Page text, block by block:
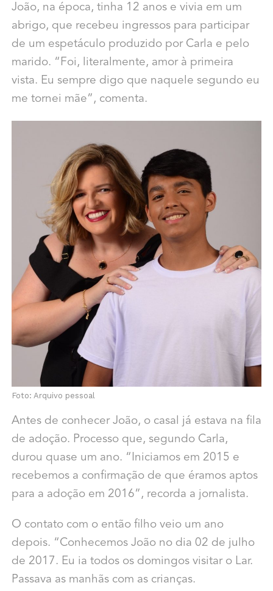
João, na época, tinha 12 anos e vivia em um
abrigo, que recebeu ingressos para participar
de um espetáculo produzido por Carla e pelo
marido. “Foi, literalmente, amor à primeira
vista. Eu sempre digo que naquele segundo eu
me tornei mãe”, comenta.
Foto: Arquivo pessoal
Antes de conhecer João, o casal já estava na fila
de adoção. Processo que, segundo Carla,
durou quase um ano. “Iniciamos em 2015 e
recebemos a confirmação de que éramos aptos
para a adoção em 2016”, recorda a jornalista.
O contato com o então filho veio um ano
depois. “Conhecemos João no dia 02 de julho
de 2017. Eu ia todos os domingos visitar o Lar.
Passava as manhãs com as crianças.